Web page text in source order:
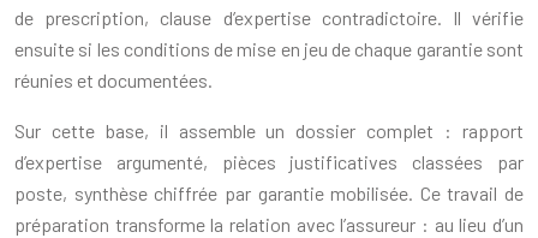
de prescription, clause d’expertise contradictoire. Il vérifie
ensuite si les conditions de mise en jeu de chaque garantie sont
réunies et documentées.
Sur cette base, il assemble un dossier complet : rapport
d’expertise argumenté, pièces justificatives classées par
poste, synthèse chiffrée par garantie mobilisée. Ce travail de
préparation transforme la relation avec l’assureur : au lieu d’un